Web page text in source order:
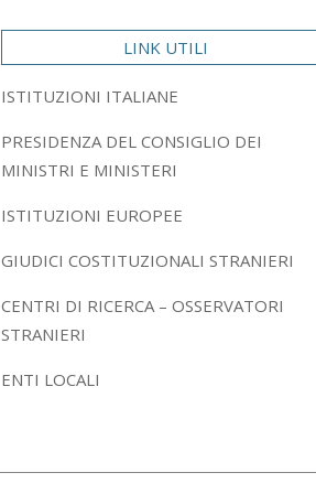
LINK UTILI
ISTITUZIONI ITALIANE
PRESIDENZA DEL CONSIGLIO DEI
MINISTRI E MINISTERI
ISTITUZIONI EUROPEE
GIUDICI COSTITUZIONALI STRANIERI
CENTRI DI RICERCA – OSSERVATORI
STRANIERI
ENTI LOCALI